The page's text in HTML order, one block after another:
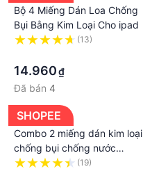
Bộ 4 Miếng Dán Loa Chống
Bụi Bằng Kim Loại Cho ipad
(13)
14.960₫
Đã bán 4
SHOPEE
Combo 2 miếng dán kim loại
chống bụi chống nước
chống xước màng loa cho
(19)